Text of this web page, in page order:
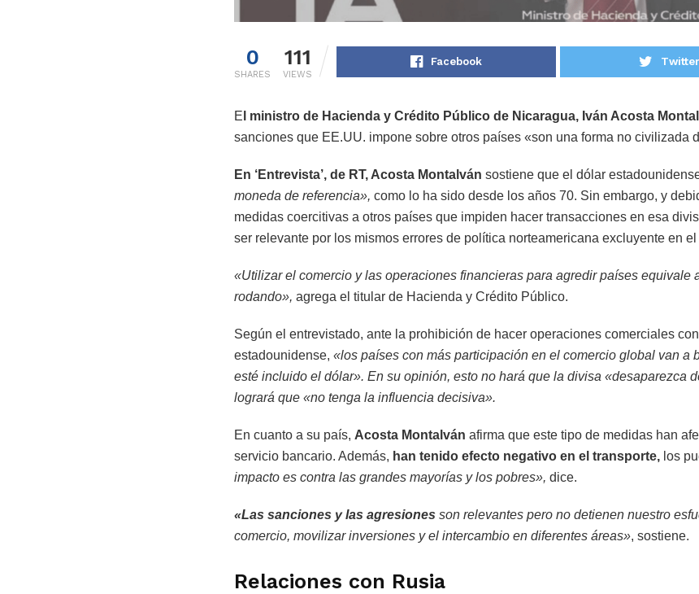
0
SHARES
111
VIEWS
Facebook Twitter
E l ministro de Hacienda y Crédito Público de Nicaragua, Iván Acosta
sanciones que EE.UU. impone sobre otros países «son una forma no civilizada
En ‘Entrevista’, de RT, Acosta Montalván sostiene que el dólar
moneda de referencia», como lo ha sido desde los años 70. Sin embargo, y
medidas coercitivas a otros países que impiden hacer transacciones en esa
ser relevante por los mismos errores de política norteamericana excluyente en
«Utilizar el comercio y las operaciones financieras para agredir países equivale
rodando», agrega el titular de Hacienda y Crédito Público.
Según el entrevistado, ante la prohibición de hacer operaciones comerciales
estadounidense, «los países con más participación en el comercio global van a
esté incluido el dólar». En su opinión, esto no hará que la divisa «desaparezca
logrará que «no tenga la influencia decisiva».
En cuanto a su país, Acosta Montalván afirma que este tipo de medidas han
servicio bancario. Además, han tenido efecto negativo en el transporte, los
impacto es contra las grandes mayorías y los pobres», dice.
«Las sanciones y las agresiones son relevantes pero no detienen nuestro
comercio, movilizar inversiones y el intercambio en diferentes áreas», sostiene.
Relaciones con Rusia